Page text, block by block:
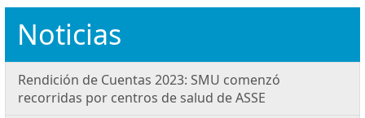
Noticias
Rendición de Cuentas 2023: SMU comenzó
recorridas por centros de salud de ASSE